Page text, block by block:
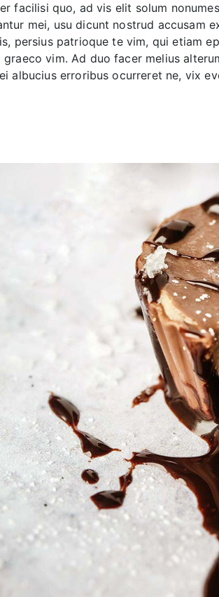
facilisi quo, ad vis elit solum
mei, usu dicunt nostrud accusam
persius patrioque te vim, qui etiam
graeco vim. Ad duo facer melius
albucius erroribus ocurreret ne, vix